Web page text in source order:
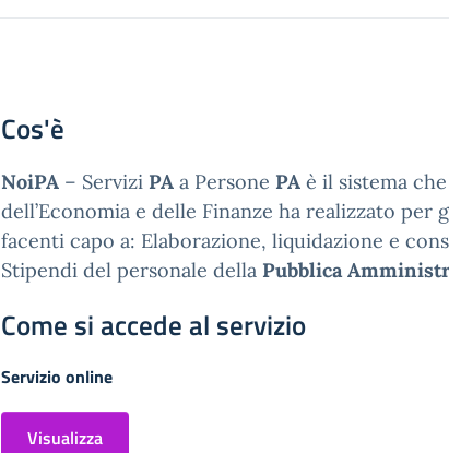
Cos'è
NoiPA – Servizi PA a Persone PA è il sistema
dell’Economia e delle Finanze ha realizzato per
facenti capo a: Elaborazione, liquidazione e
Stipendi del personale della Pubblica
Come si accede al servizio
Servizio online
Visualizza